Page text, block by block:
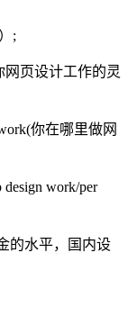
;
网页设计工作的灵
你在哪里做网
design work/per
的水平，国内设